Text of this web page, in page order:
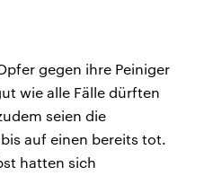
gegen ihre Peiniger
wie alle Fälle dürften
seien die
auf einen bereits tot.
hatten sich